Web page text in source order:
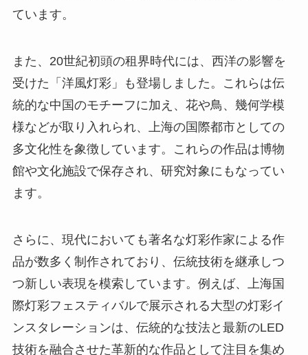
ています。
また、20世紀初頭の租界時代には、西洋の影響を
受けた「洋風灯彩」も登場しました。これらは伝
統的な中国のモチーフに加え、花や鳥、幾何学模
様などが取り入れられ、上海の国際都市としての
多文化性を象徴しています。これらの作品は博物
館や文化施設で保存され、研究対象にもなってい
ます。
さらに、現代においても著名な灯彩作家による作
品が数多く制作されており、伝統技術を継承しつ
つ新しい表現を模索しています。例えば、上海国
際灯彩フェスティバルで展示される大型の灯彩イ
ンスタレーションは、伝統的な技法と最新のLED
技術を融合させた革新的な作品として注目を集め